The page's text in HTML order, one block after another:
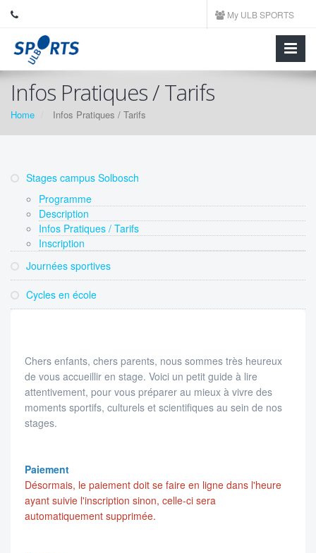
My ULB SPORTS
Infos Pratiques / Tarifs
Home Infos Pratiques / Tarifs
Stages campus Solbosch
Programme
Description
Infos Pratiques / Tarifs
Inscription
Journées sportives
Cycles en école
Chers enfants, chers parents, nous sommes très heureux
de vous accueillir en stage. Voici un petit guide à lire
attentivement, pour vous préparer au mieux à vivre des
moments sportifs, culturels et scientifiques au sein de nos
stages.
Paiement
Désormais, le paiement doit se faire en ligne dans l'heure
ayant suivie l'inscription sinon, celle-ci sera
automatiquement supprimée.